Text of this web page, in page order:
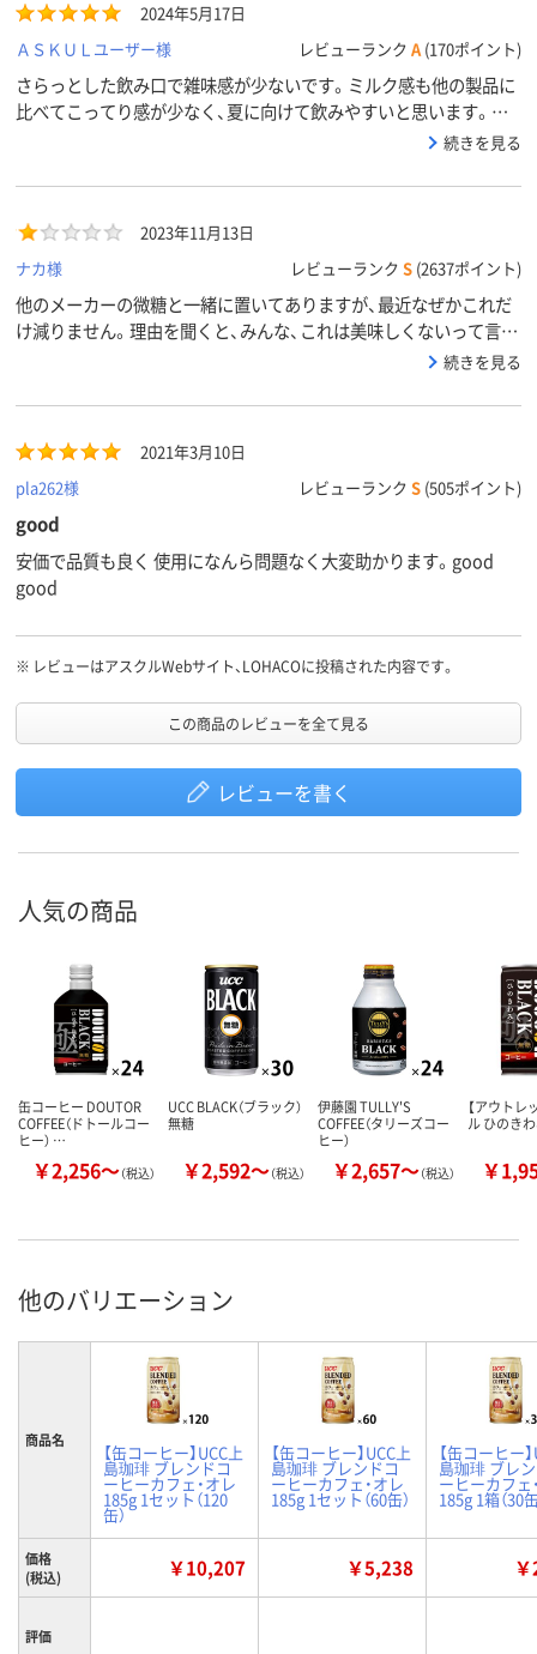
2024年5月17日
ＡＳＫＵＬユーザー様
レビューランク A (170ポイント)
さらっとした飲み口で雑味感が少ないです。ミルク感も他の製品に
比べてこってり感が少なく、夏に向けて飲みやすいと思います。甘
さはよくある微糖と同じなので、ちょっとだけお砂糖を入れて自分
続きを見る
2023年11月13日
ナカ様
レビューランク S (2637ポイント)
他のメーカーの微糖と一緒に置いてありますが、最近なぜかこれだ
け減りません。理由を聞くと、みんな、これは美味しくないって言っ
続きを見る
2021年3月10日
pla262様
レビューランク S (505ポイント)
good
安価で品質も良く 使用になんら問題なく大変助かります。good
good
※ レビューはアスクルWebサイト、LOHACOに投稿された内容です。
この商品のレビューを全て見る
レビューを書く
人気の商品
缶コーヒー DOUTOR
COFFEE（ドトールコー
ヒー） …
￥2,256～（税込）
UCC BLACK（ブラック）
無糖
￥2,592～（税込）
伊藤園 TULLY'S
COFFEE（タリーズコー
ヒー）
￥2,657～（税込）
【アウトレ
ル ひのき
￥
他のバリエーション
商品名
【缶コーヒー】UCC上
島珈琲 ブレンドコ
ーヒーカフェ・オレ
185g 1セット（120
缶）
【缶コーヒー】UCC上
島珈琲 ブレンドコ
ーヒーカフェ・オレ
185g 1セット（60缶）
【缶コーヒー
島珈琲 ブレ
ーヒーカフェ
185g 1箱（30
価格
(税込)
￥10,207 ￥5,238
評価